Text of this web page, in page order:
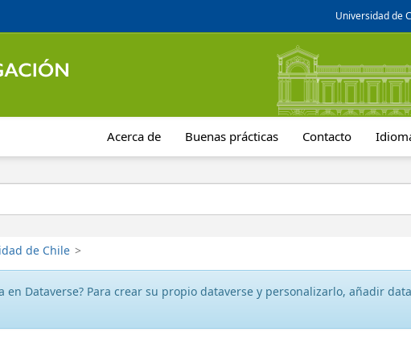
Universidad de
Acerca de Buenas prácticas Contacto
de Chile >
en Dataverse? Para crear su propio dataverse y personalizarlo, añadir